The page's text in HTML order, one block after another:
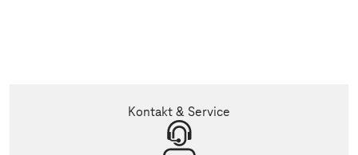
Kontakt & Service